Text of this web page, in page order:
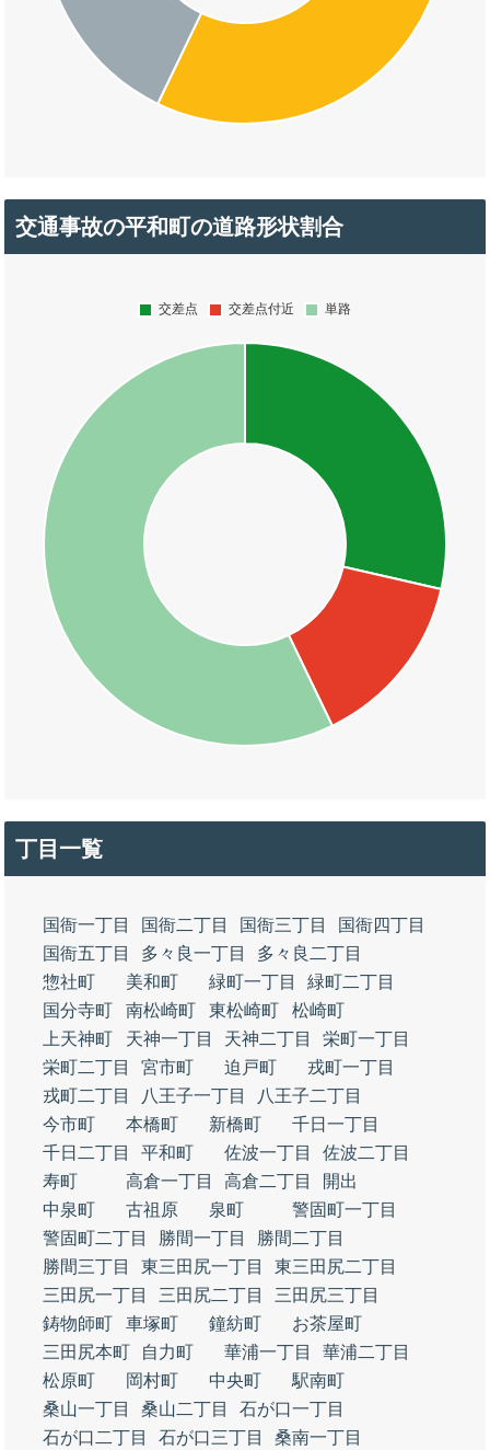
交通事故の平和町の道路形状割合
丁目一覧
国衙一丁目 国衙二丁目 国衙三丁目
国衙四丁目
国衙五丁目
多々良一丁目
多々良二丁目
惣社町
美和町 緑町一丁目
緑町二丁目
国分寺町
南松崎町 東松崎町
松崎町
上天神町
天神一丁目 天神二丁目
栄町一丁目
栄町二丁目
宮市町 迫戸町
戎町一丁目
戎町二丁目
八王子一丁目
八王子二丁目
今市町
本橋町 新橋町
千日一丁目
千日二丁目
平和町 佐波一丁目
佐波二丁目
寿町
高倉一丁目 高倉二丁目
開出
中泉町
古祖原 泉町
警固町一丁目
警固町二丁目
勝間一丁目
勝間二丁目
勝間三丁目
東三田尻一丁目
東三田尻二丁目
三田尻一丁目
三田尻二丁目
三田尻三丁目
鋳物師町
車塚町 鐘紡町
お茶屋町
三田尻本町
自力町 華浦一丁目
華浦二丁目
松原町
岡村町 中央町
駅南町
桑山一丁目
桑山二丁目
石が口一丁目
石が口二丁目
石が口三丁目 桑南一丁目